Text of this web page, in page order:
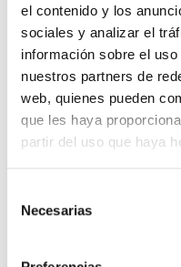
el contenido y los
sociales y analizar el
información sobre el
nuestros partners de
web, quienes pueden
que les haya
partir del uso que haya
Necesarias
La obstrucción
causas de
trompas de Falopio
que emergen de los